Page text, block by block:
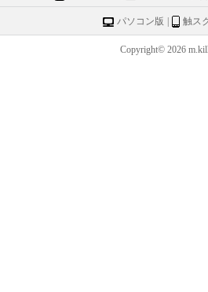
パソコン版 触ス
Copyright© 2026